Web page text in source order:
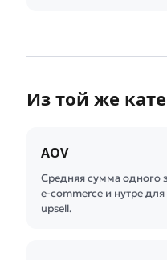
Из той же
AOV
Средняя сумма одного
e-commerce и нутре
upsell.